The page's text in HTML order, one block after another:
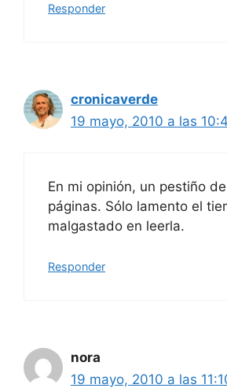
Responder
cronicaverde
19 mayo, 2010 a las
En mi opinión, un pestiño
páginas. Sólo lamento el
malgastado en leerla.
Responder
nora
19 mayo, 2010 a las